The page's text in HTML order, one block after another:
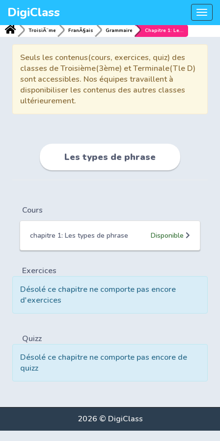
DigiClass
TroisiÃ¨me FranÃ§ais Grammaire Chapitre 1: Les types de phrase
Seuls les contenus(cours, exercices, quiz) des
classes de Troisième(3ème) et Terminale(Tle D)
sont accessibles. Nos équipes travaillent à
disponibiliser les contenus des autres classes
ultérieurement.
Les types de phrase
Cours
chapitre 1: Les types de phrase Disponible
Exercices
Désolé ce chapitre ne comporte pas encore
d'exercices
Quizz
Désolé ce chapitre ne comporte pas encore de
quizz
2026 © DigiClass